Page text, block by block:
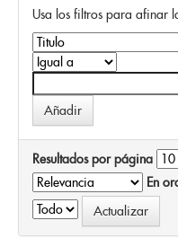
Usa los filtros para afinar
Resultados por página
En